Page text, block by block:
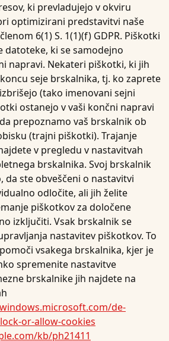
ki prevladujejo v okviru
optimizirani predstavitvi naše
6(1) S. 1(1)(f) GDPR. Piškotki
datoteke, ki se samodejno
napravi. Nekateri piškotki, ki jih
seje brskalnika, tj. ko zaprete
(tako imenovani sejni
ostanejo v vaši končni napravi
prepoznamo vaš brskalnik ob
(trajni piškotki). Trajanje
v pregledu v nastavitvah
brskalnika. Svoj brskalnik
da ste obveščeni o nastavitvi
odločite, ali jih želite
piškotkov za določene
izključiti. Vsak brskalnik se
nastavitev piškotkov. To
vsakega brskalnika, kjer je
spremenite nastavitve
brskalnike jih najdete na
windows.microsoft.com/de-
or-allow-cookies
kb/ph21411